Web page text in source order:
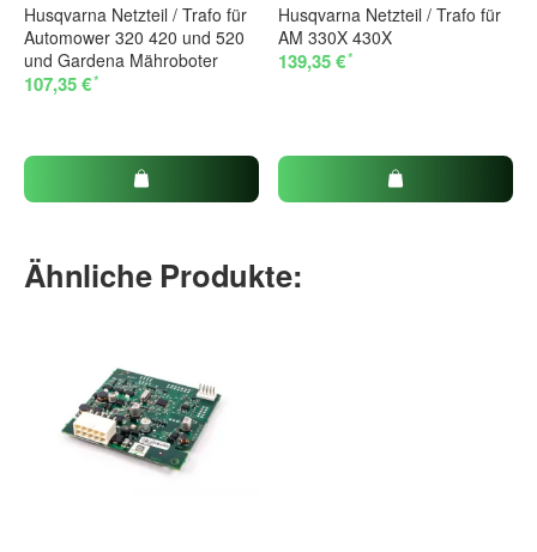
Husqvarna Netzteil / Trafo für
Automower 320 420 und 520
und Gardena Mähroboter
107,35 €*
Husqvarna Netzteil / Trafo für
AM 330X 430X
139,35 €*
Ähnliche Produkte: